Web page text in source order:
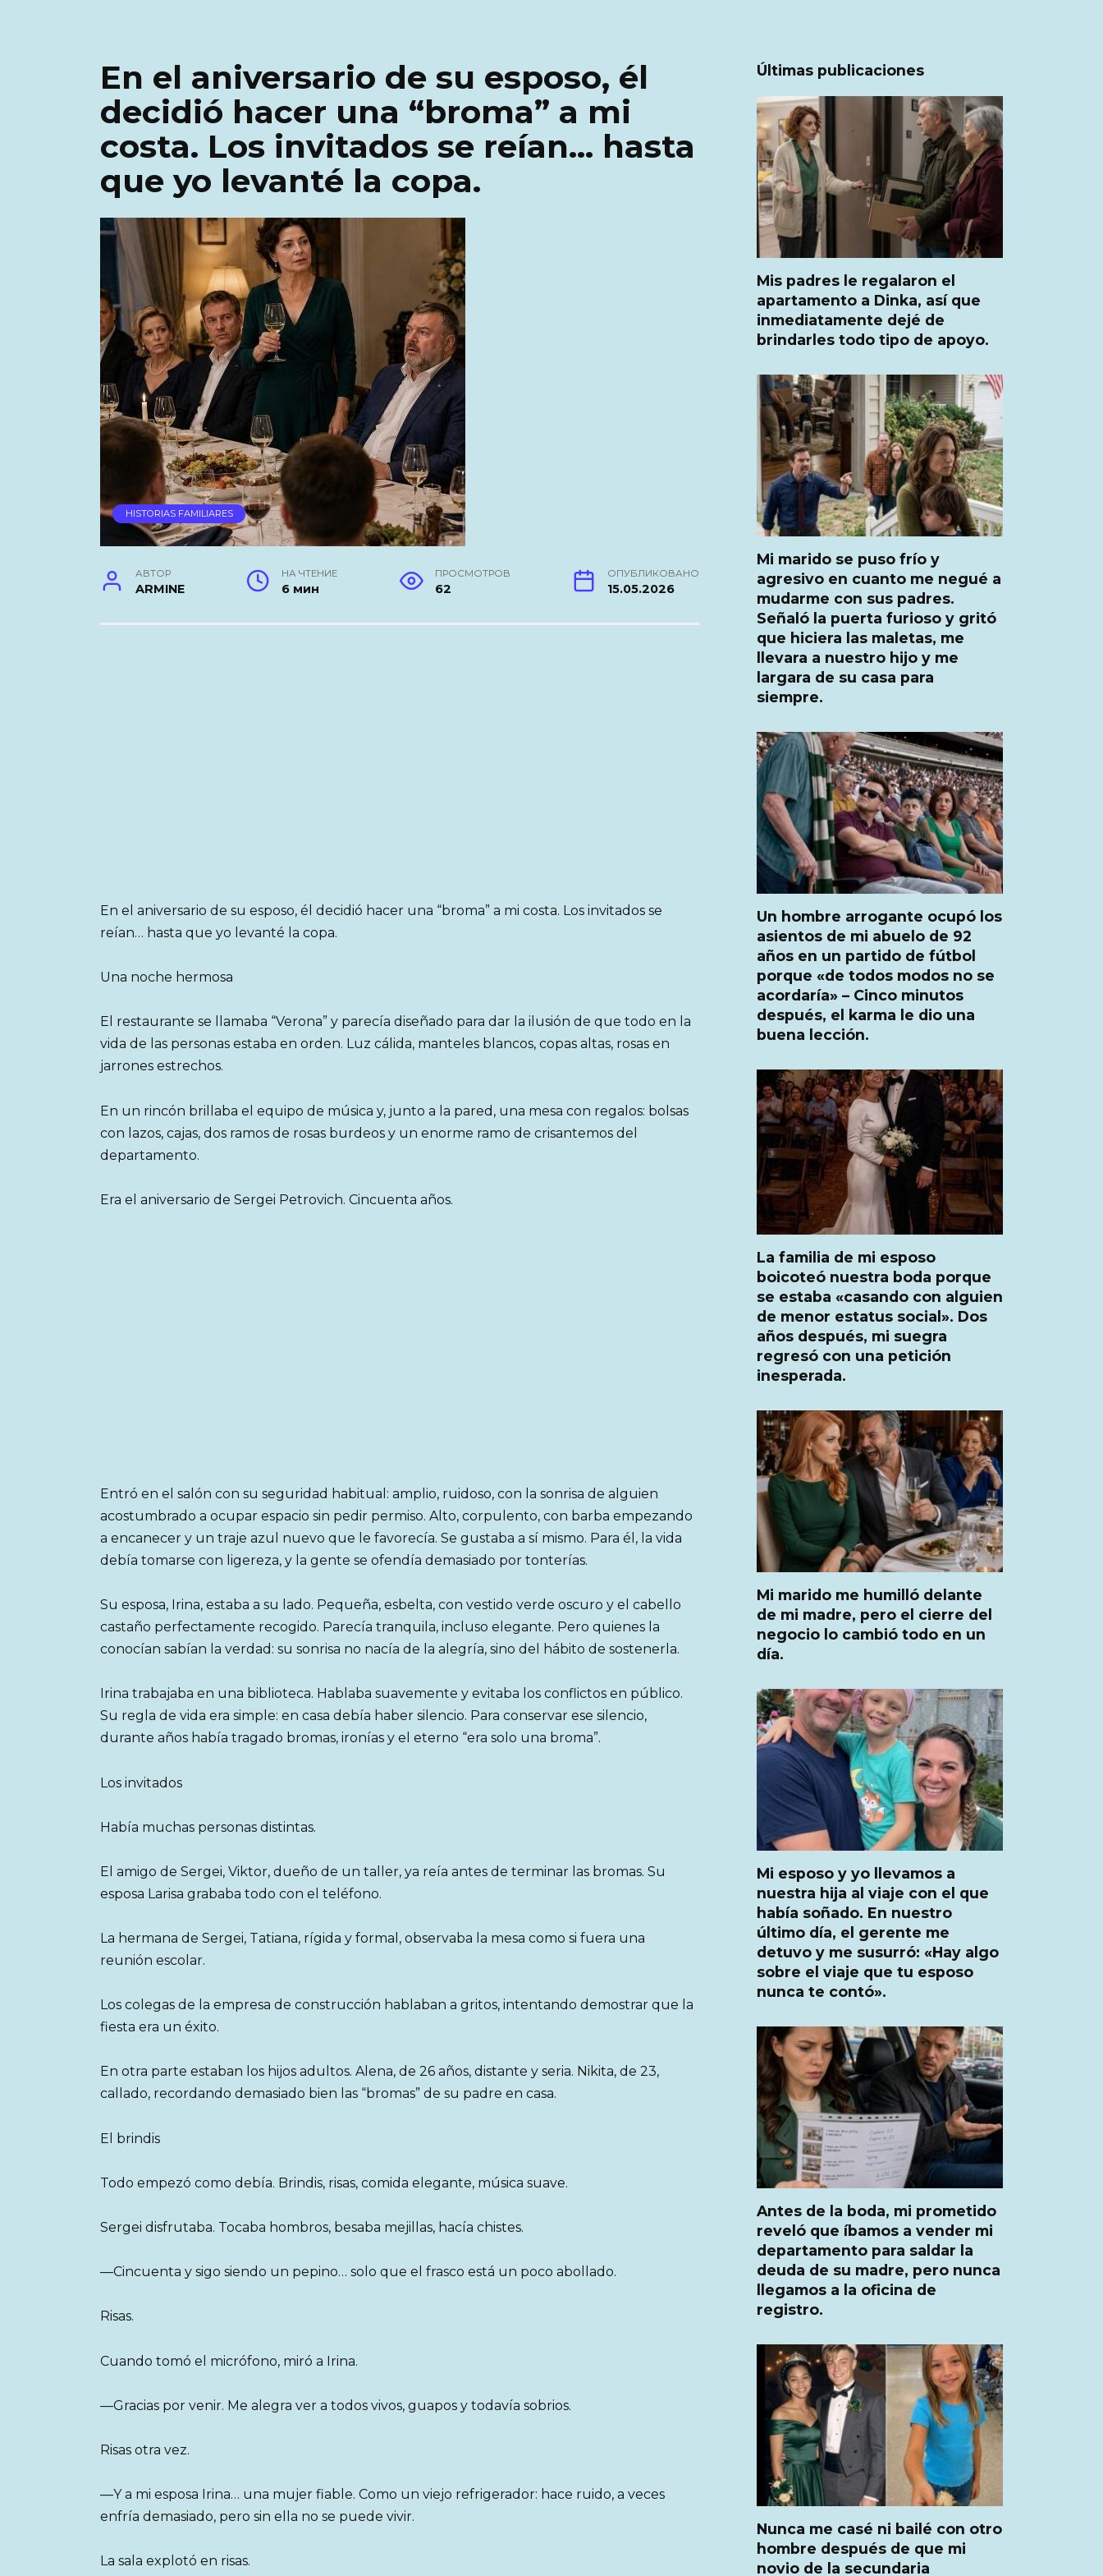
En el aniversario de su esposo, él
decidió hacer una “broma” a mi
costa. Los invitados se reían… hasta
que yo levanté la copa.
HISTORIAS FAMILIARES
АВТОР
ARMINE
НА ЧТЕНИЕ
6 мин
ПРОСМОТРОВ
62
ОПУБЛИКОВАНО
15.05.2026
En el aniversario de su esposo, él decidió hacer una “broma” a mi costa. Los invitados se
reían… hasta que yo levanté la copa.
Una noche hermosa
El restaurante se llamaba “Verona” y parecía diseñado para dar la ilusión de que todo en la
vida de las personas estaba en orden. Luz cálida, manteles blancos, copas altas, rosas en
jarrones estrechos.
En un rincón brillaba el equipo de música y, junto a la pared, una mesa con regalos: bolsas
con lazos, cajas, dos ramos de rosas burdeos y un enorme ramo de crisantemos del
departamento.
Era el aniversario de Sergei Petrovich. Cincuenta años.
Entró en el salón con su seguridad habitual: amplio, ruidoso, con la sonrisa de alguien
acostumbrado a ocupar espacio sin pedir permiso. Alto, corpulento, con barba empezando
a encanecer y un traje azul nuevo que le favorecía. Se gustaba a sí mismo. Para él, la vida
debía tomarse con ligereza, y la gente se ofendía demasiado por tonterías.
Su esposa, Irina, estaba a su lado. Pequeña, esbelta, con vestido verde oscuro y el cabello
castaño perfectamente recogido. Parecía tranquila, incluso elegante. Pero quienes la
conocían sabían la verdad: su sonrisa no nacía de la alegría, sino del hábito de sostenerla.
Irina trabajaba en una biblioteca. Hablaba suavemente y evitaba los conflictos en público.
Su regla de vida era simple: en casa debía haber silencio. Para conservar ese silencio,
durante años había tragado bromas, ironías y el eterno “era solo una broma”.
Los invitados
Había muchas personas distintas.
El amigo de Sergei, Viktor, dueño de un taller, ya reía antes de terminar las bromas. Su
esposa Larisa grababa todo con el teléfono.
La hermana de Sergei, Tatiana, rígida y formal, observaba la mesa como si fuera una
reunión escolar.
Los colegas de la empresa de construcción hablaban a gritos, intentando demostrar que la
fiesta era un éxito.
En otra parte estaban los hijos adultos. Alena, de 26 años, distante y seria. Nikita, de 23,
callado, recordando demasiado bien las “bromas” de su padre en casa.
El brindis
Todo empezó como debía. Brindis, risas, comida elegante, música suave.
Sergei disfrutaba. Tocaba hombros, besaba mejillas, hacía chistes.
—Cincuenta y sigo siendo un pepino… solo que el frasco está un poco abollado.
Risas.
Cuando tomó el micrófono, miró a Irina.
—Gracias por venir. Me alegra ver a todos vivos, guapos y todavía sobrios.
Risas otra vez.
—Y a mi esposa Irina… una mujer fiable. Como un viejo refrigerador: hace ruido, a veces
enfría demasiado, pero sin ella no se puede vivir.
La sala explotó en risas.
Últimas publicaciones
Mis padres le regalaron el
apartamento a Dinka, así que
inmediatamente dejé de
brindarles todo tipo de apoyo.
Mi marido se puso frío y
agresivo en cuanto me negué a
mudarme con sus padres.
Señaló la puerta furioso y gritó
que hiciera las maletas, me
llevara a nuestro hijo y me
largara de su casa para
siempre.
Un hombre arrogante ocupó los
asientos de mi abuelo de 92
años en un partido de fútbol
porque «de todos modos no se
acordaría» – Cinco minutos
después, el karma le dio una
buena lección.
La familia de mi esposo
boicoteó nuestra boda porque
se estaba «casando con alguien
de menor estatus social». Dos
años después, mi suegra
regresó con una petición
inesperada.
Mi marido me humilló delante
de mi madre, pero el cierre del
negocio lo cambió todo en un
día.
Mi esposo y yo llevamos a
nuestra hija al viaje con el que
había soñado. En nuestro
último día, el gerente me
detuvo y me susurró: «Hay algo
sobre el viaje que tu esposo
nunca te contó».
Antes de la boda, mi prometido
reveló que íbamos a vender mi
departamento para saldar la
deuda de su madre, pero nunca
llegamos a la oficina de
registro.
Nunca me casé ni bailé con otro
hombre después de que mi
novio de la secundaria